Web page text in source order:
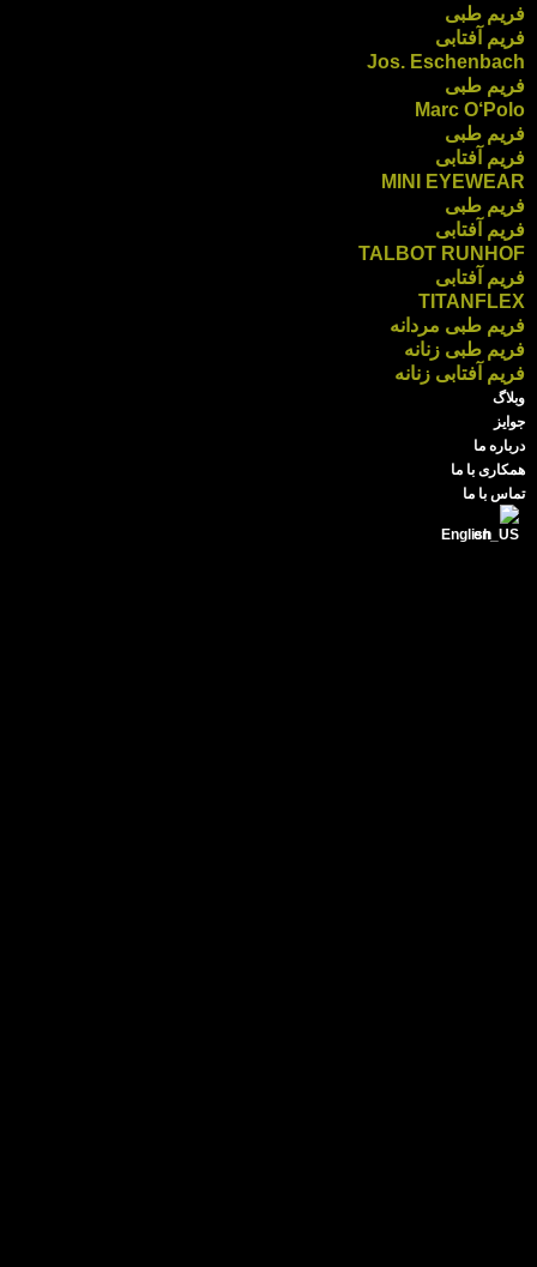
فریم طبی
فریم آفتابی
Jos. Eschenbach
فریم طبی
Marc O‘Polo
فریم طبی
فریم آفتابی
MINI EYEWEAR
فریم طبی
فریم آفتابی
TALBOT RUNHOF
فریم آفتابی
TITANFLEX
فریم طبی مردانه
فریم طبی زنانه
فریم آفتابی زنانه
وبلاگ
جوایز
درباره ما
همکاری با ما
تماس با ما
English